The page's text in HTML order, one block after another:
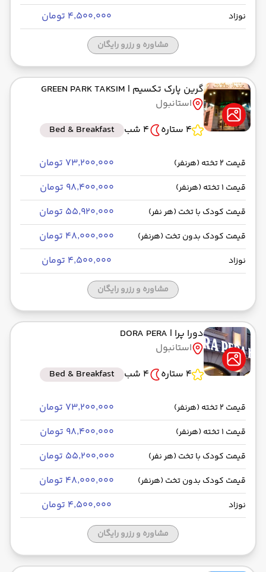
نوزاد ۴٬۵۰۰٬۰۰۰ تومان
مشاوره و رزرو رایگان
گرین پارک تکسیم | GREEN PARK TAKSIM
استانبول
4 ستاره
4 شب Bed & Breakfast
قیمت 2 تخته (هرنفر) ۷۳٬۲۰۰٬۰۰۰ تومان
قیمت 1 تخته (هرنفر) ۹۸٬۴۰۰٬۰۰۰ تومان
قیمت کودک با تخت (هر نفر) ۵۵٬۹۲۰٬۰۰۰ تومان
قیمت کودک بدون تخت (هرنفر) ۴۸٬۰۰۰٬۰۰۰ تومان
نوزاد ۴٬۵۰۰٬۰۰۰ تومان
مشاوره و رزرو رایگان
دورا پرا | DORA PERA
استانبول
4 ستاره
4 شب Bed & Breakfast
قیمت 2 تخته (هرنفر) ۷۳٬۲۰۰٬۰۰۰ تومان
قیمت 1 تخته (هرنفر) ۹۸٬۴۰۰٬۰۰۰ تومان
قیمت کودک با تخت (هر نفر) ۵۵٬۲۰۰٬۰۰۰ تومان
قیمت کودک بدون تخت (هرنفر) ۴۸٬۰۰۰٬۰۰۰ تومان
نوزاد ۴٬۵۰۰٬۰۰۰ تومان
مشاوره و رزرو رایگان